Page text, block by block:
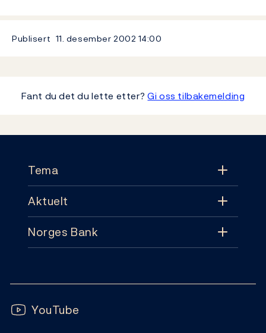
Publisert 11. desember 2002 14:00
Fant du det du lette etter?Gi oss tilbakemelding
Tema
Tema
Pengepolitikk
Sedler og mynter
Aktuelt
Aktuelt
Publikasjoner
Norges Bank
Abonnement
Følg oss:
YouTube